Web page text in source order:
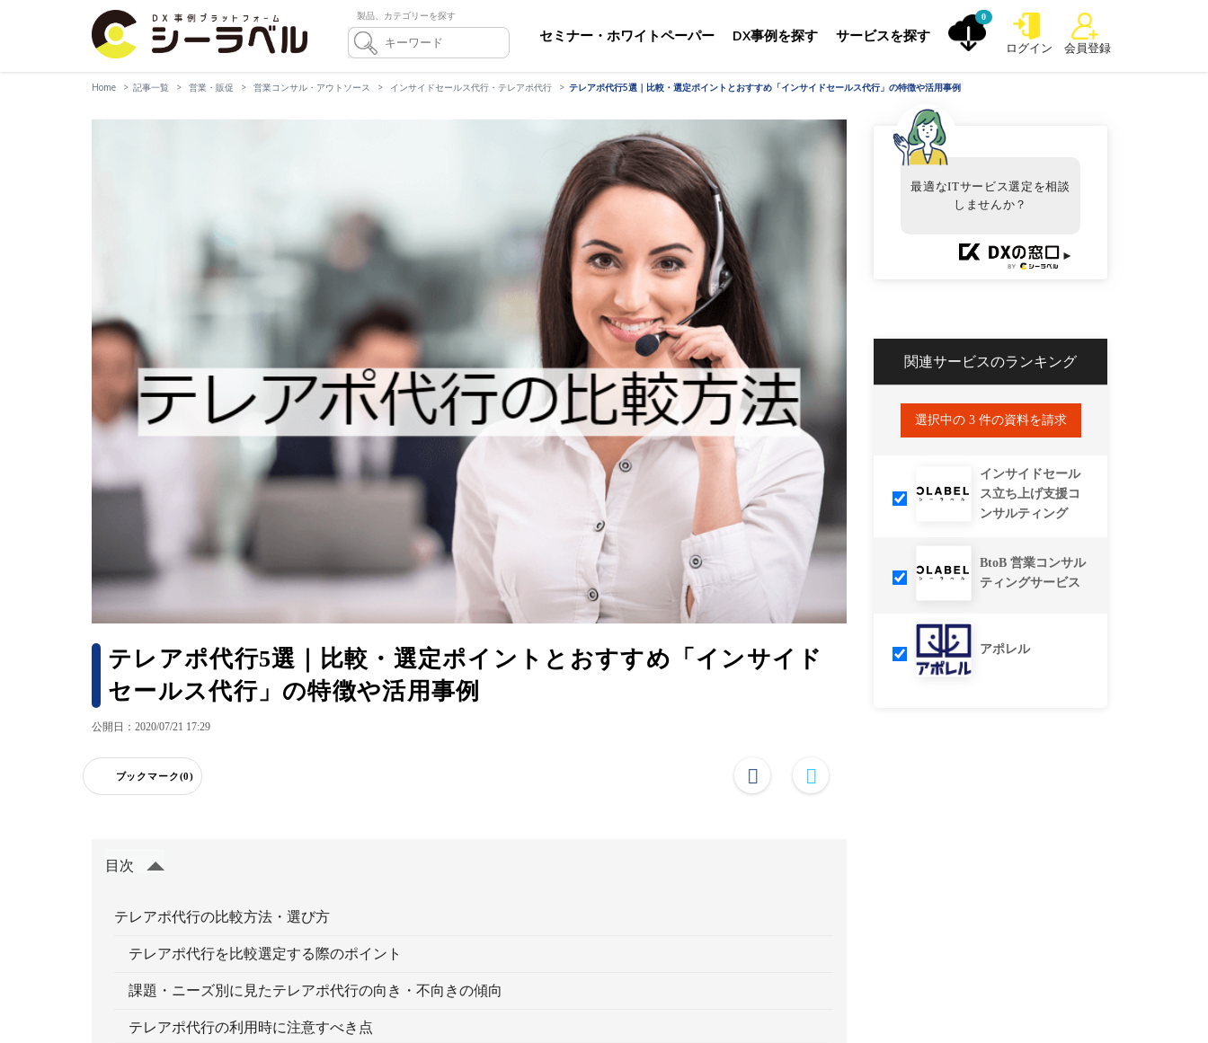
製品、カテゴリーを探す
セミナー・ホワイトペーパー DX事例を探す サービスを探す
0
ログイン 会員登録
Home 記事一覧 営業・販促 営業コンサル・アウトソース インサイドセールス代行・テレアポ代行 テレアポ代行5選｜比較・選定ポイントとおすすめ「インサイドセールス代行」の特徴や活用事例
テレアポ代行5選｜比較・選定ポイントとおすすめ「インサイド
セールス代行」の特徴や活用事例
公開日：2020/07/21 17:29
ブックマーク(0)
目次
テレアポ代行の比較方法・選び方
テレアポ代行を比較選定する際のポイント
課題・ニーズ別に見たテレアポ代行の向き・不向きの傾向
テレアポ代行の利用時に注意すべき点
最適なITサービス選定を相談
しませんか？
►
関連サービスのランキング
選択中の 3 件の資料を請求
インサイドセール
ス立ち上げ支援コ
ンサルティング
BtoB 営業コンサル
ティングサービス
アポレル